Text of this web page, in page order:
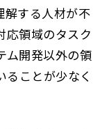
解する人材が不
応領域のタスク
ム開発以外の領
ることが少なく